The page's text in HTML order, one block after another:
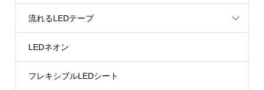
流れるLEDテープ
LEDネオン
フレキシブルLEDシート